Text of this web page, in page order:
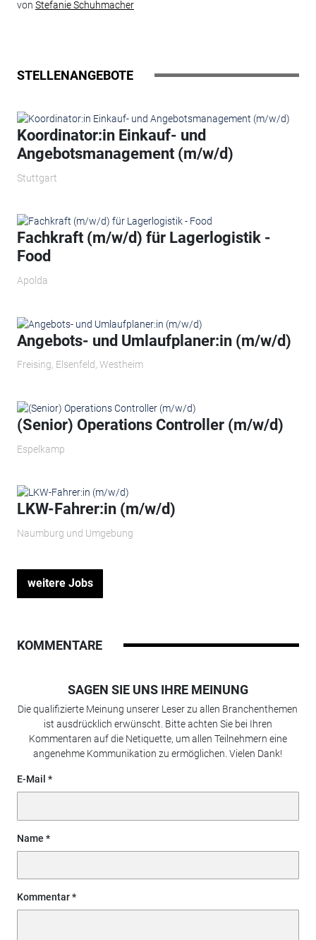
von Stefanie Schuhmacher
STELLENANGEBOTE
Koordinator:in Einkauf- und
Angebotsmanagement (m/w/d)
Stuttgart
Fachkraft (m/w/d) für Lagerlogistik -
Food
Apolda
Angebots- und Umlaufplaner:in (m/w/d)
Freising, Elsenfeld, Westheim
(Senior) Operations Controller (m/w/d)
Espelkamp
LKW-Fahrer:in (m/w/d)
Naumburg und Umgebung
weitere Jobs
KOMMENTARE
SAGEN SIE UNS IHRE MEINUNG
Die qualifizierte Meinung unserer Leser zu allen Branchenthemen
ist ausdrücklich erwünscht. Bitte achten Sie bei Ihren
Kommentaren auf die Netiquette, um allen Teilnehmern eine
angenehme Kommunikation zu ermöglichen. Vielen Dank!
E-Mail
Name
Kommentar